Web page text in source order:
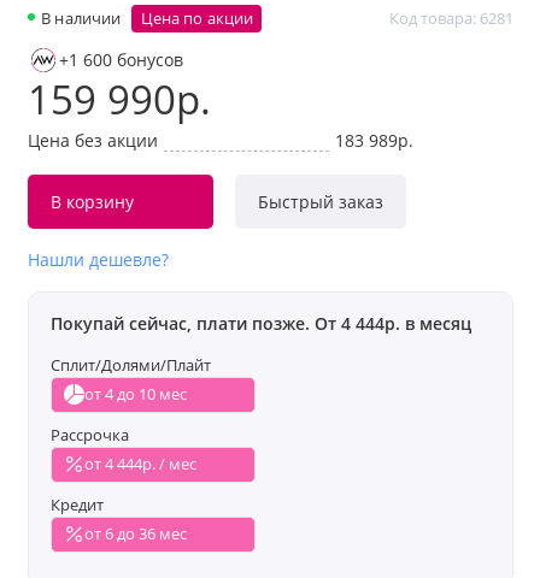
В наличии Код товара: 6281
Цена по акции
+1 600 бонусов
159 990р.
Цена без акции 183 989р.
В корзину Быстрый заказ
Нашли дешевле?
Покупай сейчас, плати позже. От 4 444р. в месяц
Сплит/Долями/Плайт
от 4 до 10 мес
Рассрочка
от 4 444р. / мес
Кредит
от 6 до 36 мес